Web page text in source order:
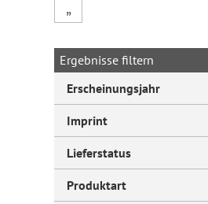
Forum Arbeitslehre
„
Ergebnisse filtern
Erscheinungsjahr
Imprint
Lieferstatus
Produktart